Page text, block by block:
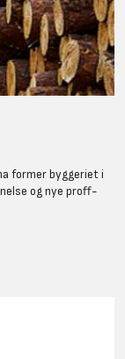
former byggeriet i
og nye proff-